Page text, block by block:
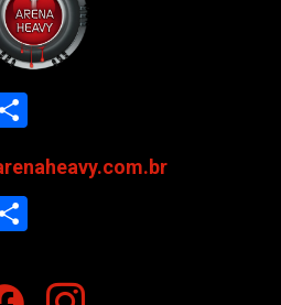
WhatsApp